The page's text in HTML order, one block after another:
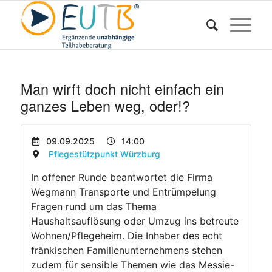
Man wirft doch nicht einfach ein
ganzes Leben weg, oder!?
09.09.2025
14:00
Pflegestützpunkt Würzburg
In offener Runde beantwortet die Firma
Wegmann Transporte und Entrümpelung
Fragen rund um das Thema
Haushaltsauflösung oder Umzug ins betreute
Wohnen/Pflegeheim. Die Inhaber des echt
fränkischen Familienunternehmens stehen
zudem für sensible Themen wie das Messie-